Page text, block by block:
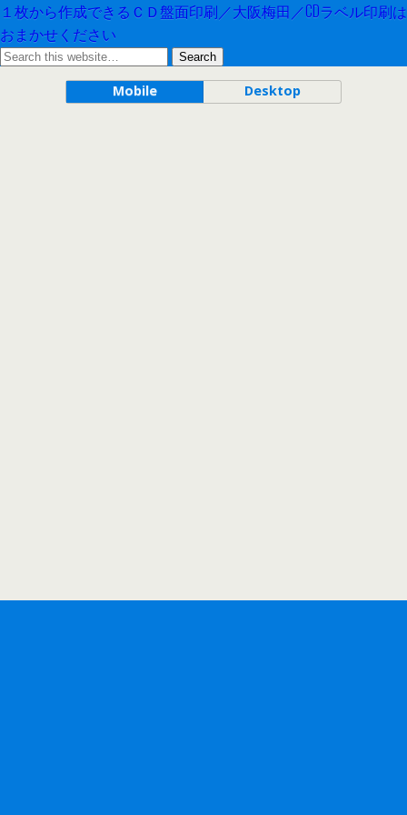
１枚から作成できるＣＤ盤面印刷／大阪梅田／CDラベル印刷は
おまかせください
Mobile Desktop